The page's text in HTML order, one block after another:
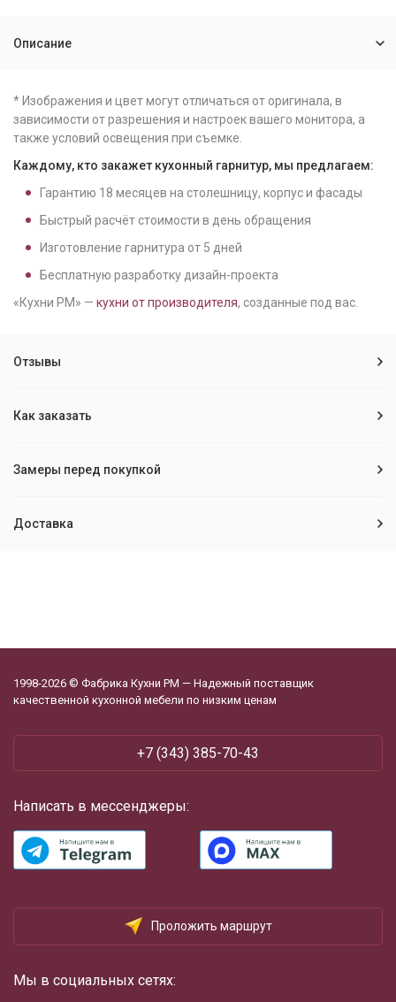
Описание
* Изображения и цвет могут отличаться от оригинала, в
зависимости от разрешения и настроек вашего монитора, а
также условий освещения при съемке.
Каждому, кто закажет кухонный гарнитур, мы предлагаем:
Гарантию 18 месяцев на столешницу, корпус и фасады
Быстрый расчёт стоимости в день обращения
Изготовление гарнитура от 5 дней
Бесплатную разработку дизайн-проекта
«Кухни РМ» — кухни от производителя, созданные под вас.
Отзывы
Как заказать
Замеры перед покупкой
Доставка
1998-2026 © Фабрика Кухни РМ — Надежный поставщик
качественной кухонной мебели по низким ценам
+7 (343) 385-70-43
Написать в мессенджеры:
Проложить маршрут
Мы в социальных сетях: